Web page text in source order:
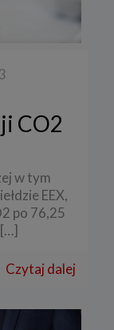
CO2
w tym
EEX,
po 76,25
[…]
Czytaj dalej